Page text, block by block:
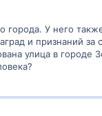
У него
и признаний за
улица в городе